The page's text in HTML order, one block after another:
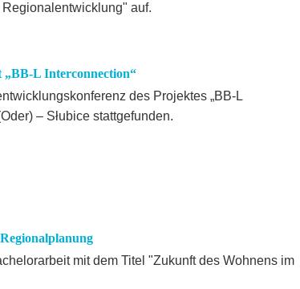
auf.
L Interconnection“
des Projektes „BB-L
– Słubice stattgefunden.
mit dem Titel "Zukunft des Wohnens im